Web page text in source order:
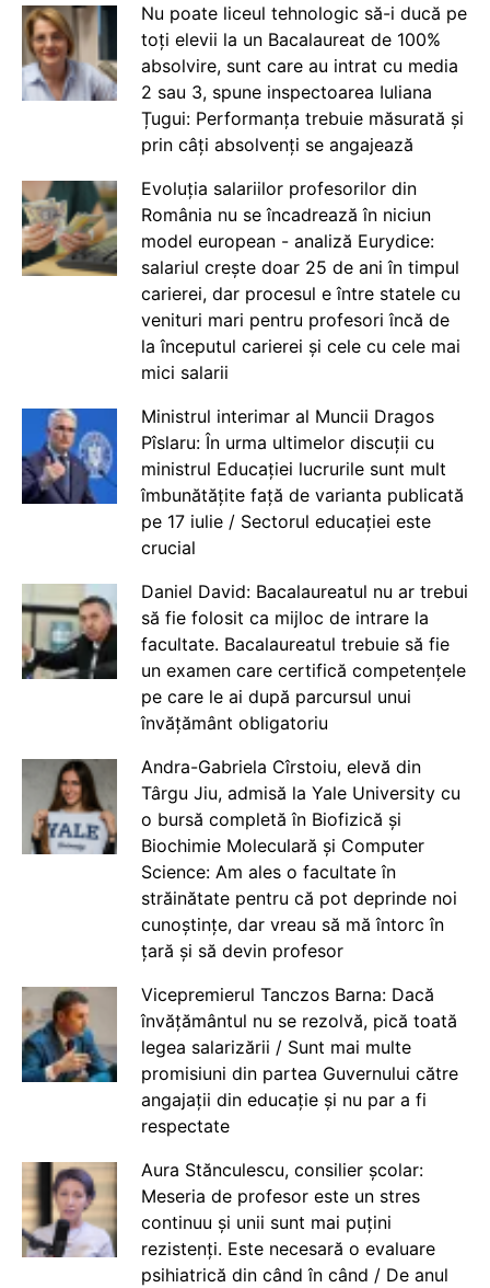
Nu poate liceul tehnologic să-i ducă pe
toți elevii la un Bacalaureat de 100%
absolvire, sunt care au intrat cu media
2 sau 3, spune inspectoarea Iuliana
Țugui: Performanța trebuie măsurată și
prin câți absolvenți se angajează
Evoluția salariilor profesorilor din
România nu se încadrează în niciun
model european - analiză Eurydice:
salariul crește doar 25 de ani în timpul
carierei, dar procesul e între statele cu
venituri mari pentru profesori încă de
la începutul carierei și cele cu cele mai
mici salarii
Ministrul interimar al Muncii Dragos
Pîslaru: În urma ultimelor discuții cu
ministrul Educației lucrurile sunt mult
îmbunătățite față de varianta publicată
pe 17 iulie / Sectorul educației este
crucial
Daniel David: Bacalaureatul nu ar trebui
să fie folosit ca mijloc de intrare la
facultate. Bacalaureatul trebuie să fie
un examen care certifică competențele
pe care le ai după parcursul unui
învățământ obligatoriu
Andra-Gabriela Cîrstoiu, elevă din
Târgu Jiu, admisă la Yale University cu
o bursă completă în Biofizică și
Biochimie Moleculară și Computer
Science: Am ales o facultate în
străinătate pentru că pot deprinde noi
cunoștințe, dar vreau să mă întorc în
țară și să devin profesor
Vicepremierul Tanczos Barna: Dacă
învățământul nu se rezolvă, pică toată
legea salarizării / Sunt mai multe
promisiuni din partea Guvernului către
angajații din educație și nu par a fi
respectate
Aura Stănculescu, consilier școlar:
Meseria de profesor este un stres
continuu și unii sunt mai puțini
rezistenți. Este necesară o evaluare
psihiatrică din când în când / De anul